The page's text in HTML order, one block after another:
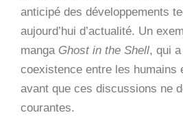
anticipé des développements
aujourd’hui d’actualité. Un
manga Ghost in the Shell, qui
coexistence entre les humains
avant que ces discussions ne
courantes.